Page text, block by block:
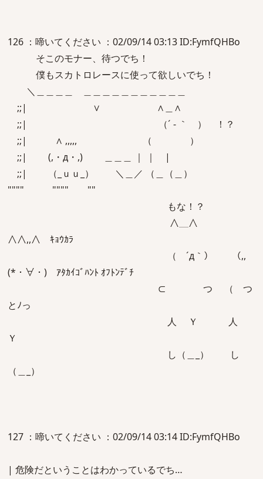
126 ：啼いてください ：02/09/14 03:13 ID:FymfQHBo
そこのモナー、待つでち！
僕もスカトロレースに使って欲しいでち！
＼＿＿＿＿ ＿＿＿＿＿＿＿＿＿＿＿
;;| ∨ ∧＿∧
;;| （´ - ｀ ） ！？
;;| ∧ ,,,,, （ ）
;;| (,・д・,) ＿＿＿ ｜ ｜ |
;;| （_ｕｕ_） ＼＿／ （＿（＿）
"""" """" ""
もな！？
∧＿∧
∧∧,,∧ ｷｮｳｶﾗ
（ ´д｀） （,,
(*・∀・) ｱﾀｶｲｺﾞﾊﾝﾄ ｵﾌﾄﾝﾃﾞﾁ
⊂ つ （ つ
とﾉっ
人 Ｙ 人
Ｙ
し（＿_） し
（＿_）
127 ：啼いてください ：02/09/14 03:14 ID:FymfQHBo
| 危険だということはわかっているでち…